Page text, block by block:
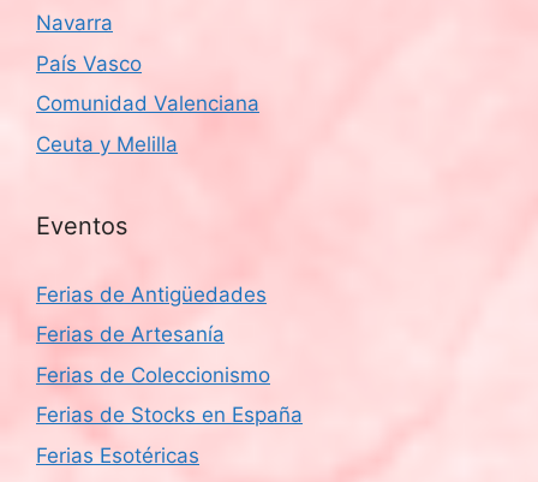
Navarra
País Vasco
Comunidad Valenciana
Ceuta y Melilla
Eventos
Ferias de Antigüedades
Ferias de Artesanía
Ferias de Coleccionismo
Ferias de Stocks en España
Ferias Esotéricas